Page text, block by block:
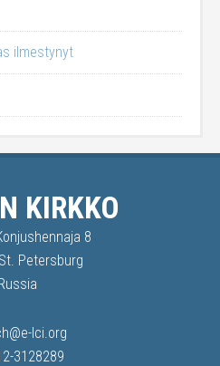
ilmestynyt
KIRKKO
8
Petersburg
lci.org
3128289